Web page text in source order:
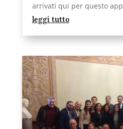
arrivati qui per questo
leggi tutto